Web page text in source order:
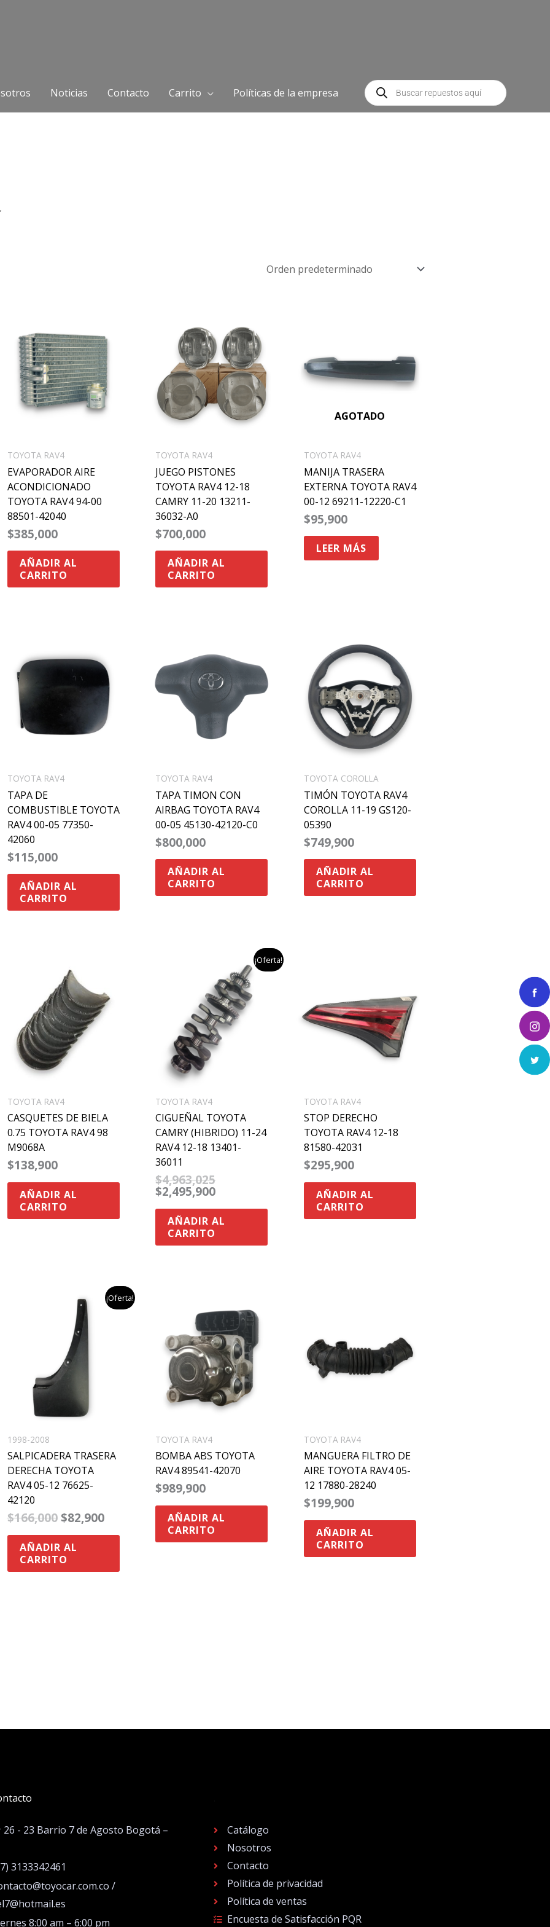
Noticias Contacto Carrito Políticas de la empresa
Búsqueda
de
productos
TOYOTA RAV4
EVAPORADOR AIRE
ACONDICIONADO
TOYOTA RAV4 94-00
88501-42040
$385,000
AÑADIR AL
CARRITO
TOYOTA RAV4
JUEGO PISTONES
TOYOTA RAV4 12-18
CAMRY 11-20 13211-
36032-A0
$700,000
AÑADIR AL
CARRITO
AGOTADO
TOYOTA RAV4
MANIJA TRASERA
EXTERNA TOYOTA RAV4
00-12 69211-12220-C1
$95,900
LEER MÁS
TOYOTA RAV4
TAPA DE
COMBUSTIBLE TOYOTA
RAV4 00-05 77350-
42060
$115,000
AÑADIR AL
CARRITO
TOYOTA RAV4
TAPA TIMON CON
AIRBAG TOYOTA RAV4
00-05 45130-42120-C0
$800,000
AÑADIR AL
CARRITO
TOYOTA COROLLA
TIMÓN TOYOTA RAV4
COROLLA 11-19 GS120-
05390
$749,900
AÑADIR AL
CARRITO
TOYOTA RAV4
CASQUETES DE BIELA
0.75 TOYOTA RAV4 98
M9068A
$138,900
AÑADIR AL
CARRITO
¡Oferta!
TOYOTA RAV4
CIGUEÑAL TOYOTA
CAMRY (HIBRIDO) 11-24
RAV4 12-18 13401-
36011
$4,963,025
precio
original
era:
$4,963,025.
$2,495,900
precio
actual
es:
$2,495,900.
AÑADIR AL
CARRITO
TOYOTA RAV4
STOP DERECHO
TOYOTA RAV4 12-18
81580-42031
$295,900
AÑADIR AL
CARRITO
¡Oferta!
1998-2008
SALPICADERA TRASERA
DERECHA TOYOTA
RAV4 05-12 76625-
42120
$166,000
precio
original
era:
$166,000.
$82,900
el
precio
AÑADIR AL
CARRITO
TOYOTA RAV4
BOMBA ABS TOYOTA
RAV4 89541-42070
$989,900
AÑADIR AL
CARRITO
TOYOTA RAV4
MANGUERA FILTRO DE
AIRE TOYOTA RAV4 05-
12 17880-28240
$199,900
AÑADIR AL
CARRITO
26 - 23 Barrio 7 de Agosto Bogotá –
3133342461
/
8:00 am – 6:00 pm
Catálogo
Nosotros
Contacto
Política de privacidad
Política de ventas
Encuesta de Satisfacción PQR